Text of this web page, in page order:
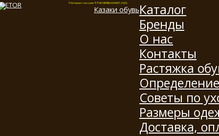
© Интернет-магазин "ETOR ОБУВЬ КАЗАКИ", 2026.
Казаки обувьКаталог
Бренды
О нас
Контакты
Растяжка
Советы по
Размеры
Доставка,